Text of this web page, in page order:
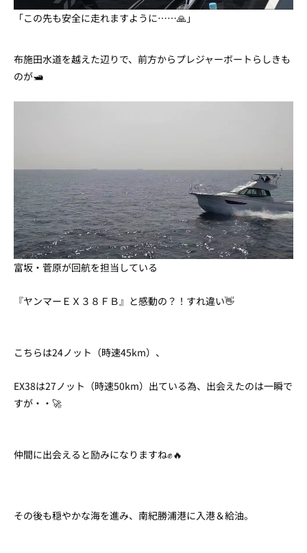
「この先も安全に走れますように……🙏」
布施田水道を越えた辺りで、前方からプレジャーボートらしきも
のが🛥
富坂・菅原が回航を担当している
『ヤンマーＥＸ３８ＦＢ』と感動の？！すれ違い👋
こちらは24ノット（時速45km）、
EX38は27ノット（時速50km）出ている為、出会えたのは一瞬で
すが・・🚀
仲間に出会えると励みになりますね✊🔥
その後も穏やかな海を進み、南紀勝浦港に入港＆給油。